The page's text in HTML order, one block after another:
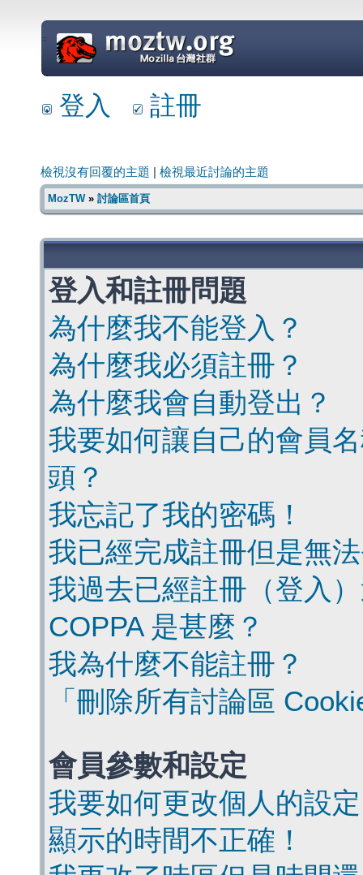
=
登入 註冊
檢視沒有回覆的主題 檢視最近討論的主題
MozTW» 討論區首頁
登入和註冊問題
為什麼我不能登入？
為什麼我必須註冊？
為什麼我會自動登出？
我要如何讓自己的會員
頭？
我忘記了我的密碼！
我已經完成註冊但是無
我過去已經註冊（登入
COPPA 是甚麼？
我為什麼不能註冊？
「刪除所有討論區
會員參數和設定
我要如何更改個人的設
顯示的時間不正確！